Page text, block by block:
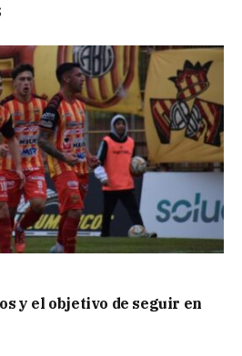
y el objetivo de seguir en